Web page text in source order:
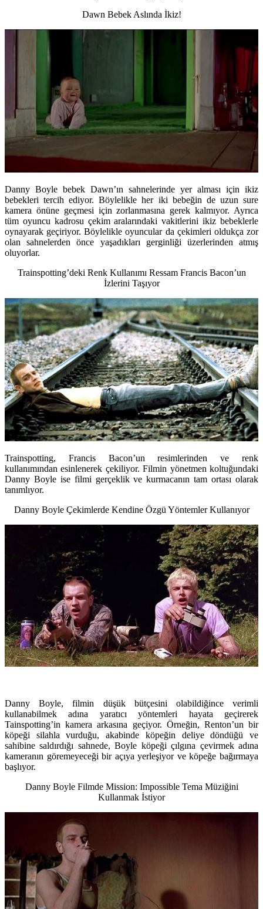
Dawn Bebek Aslında İkiz!
Danny Boyle bebek Dawn’ın sahnelerinde yer alması için ikiz
bebekleri tercih ediyor. Böylelikle her iki bebeğin de uzun sure
kamera önüne geçmesi için zorlanmasına gerek kalmıyor. Ayrıca
tüm oyuncu kadrosu çekim aralarındaki vakitlerini ikiz bebeklerle
oynayarak geçiriyor. Böylelikle oyuncular da çekimleri oldukça zor
olan sahnelerden önce yaşadıkları gerginliği üzerlerinden atmış
oluyorlar.
Trainspotting’deki Renk Kullanımı Ressam Francis Bacon’un
İzlerini Taşıyor
Trainspotting, Francis Bacon’un resimlerinden ve renk
kullanımından esinlenerek çekiliyor. Filmin yönetmen koltuğundaki
Danny Boyle ise filmi gerçeklik ve kurmacanın tam ortası olarak
tanımlıyor.
Danny Boyle Çekimlerde Kendine Özgü Yöntemler Kullanıyor
Danny Boyle, filmin düşük bütçesini olabildiğince verimli
kullanabilmek adına yaratıcı yöntemleri hayata geçirerek
Tainspotting’in kamera arkasına geçiyor. Örneğin, Renton’un bir
köpeği silahla vurduğu, akabinde köpeğin deliye döndüğü ve
sahibine saldırdığı sahnede, Boyle köpeği çılgına çevirmek adına
kameranın göremeyeceği bir açıya yerleşiyor ve köpeğe bağırmaya
başlıyor.
Danny Boyle Filmde Mission: Impossible Tema Müziğini
Kullanmak İstiyor